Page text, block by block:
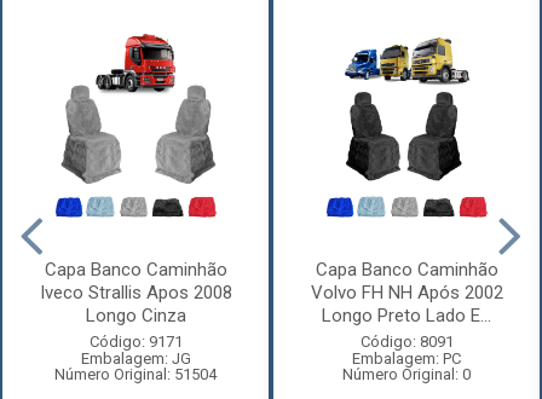
Capa Banco Caminhão
Iveco Strallis Apos 2008
Longo Cinza
Código: 9171
Embalagem: JG
Número Original: 51504
Capa Banco Caminhão
Volvo FH NH Após 2002
Longo Preto Lado E...
Código: 8091
Embalagem: PC
Número Original: 0